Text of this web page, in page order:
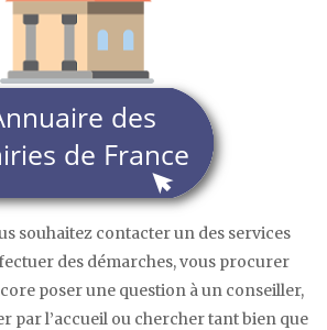
souhaitez contacter un des services
des démarches, vous procurer
poser une question à un conseiller,
par l’accueil ou chercher tant bien que